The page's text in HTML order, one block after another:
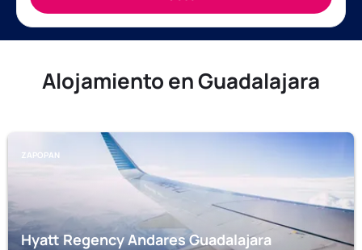
Alojamiento en Guadalajara
ZAPOPAN
Hyatt Regency Andares Guadalajara